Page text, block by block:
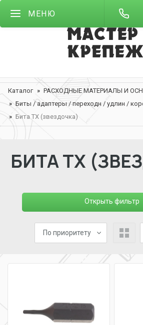
МЕНЮ
Каталог
РАСХОДНЫЕ МАТЕРИАЛЫ И
Биты / адаптеры / переходн / удлин /
Бита TХ (звездочка)
БИТА TХ
Открыть фильтр
По приоритету